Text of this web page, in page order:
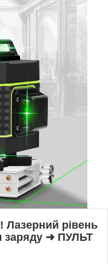
рівень
заряду ➜ ПУЛЬТ